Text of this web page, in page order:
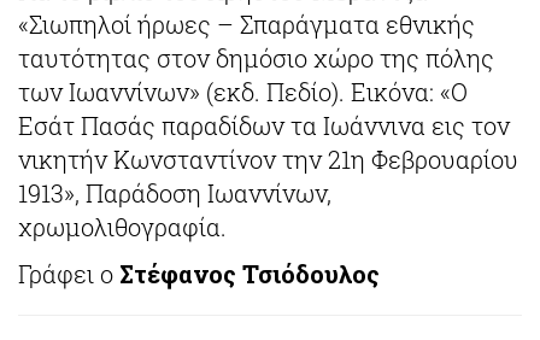
«Σιωπηλοί ήρωες – Σπαράγματα εθνικής
ταυτότητας στον δημόσιο χώρο της πόλης
των Ιωαννίνων» (εκδ. Πεδίο). Εικόνα: «Ο
Εσάτ Πασάς παραδίδων τα Ιωάννινα εις τον
νικητήν Κωνσταντίνον την 21η Φεβρουαρίου
1913», Παράδοση Ιωαννίνων,
χρωμολιθογραφία.
Γράφει ο Στέφανος Τσιόδουλος